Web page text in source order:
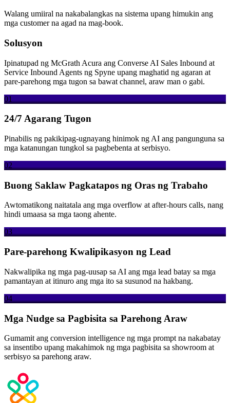
Walang umiiral na nakabalangkas na sistema upang himukin ang
mga customer na agad na mag-book.
Solusyon
Ipinatupad ng McGrath Acura ang Converse AI Sales Inbound at
Service Inbound Agents ng Spyne upang maghatid ng agaran at
pare-parehong mga tugon sa bawat channel, araw man o gabi.
01
24/7 Agarang Tugon
Pinabilis ng pakikipag-ugnayang hinimok ng AI ang pangunguna sa
mga katanungan tungkol sa pagbebenta at serbisyo.
02
Buong Saklaw Pagkatapos ng Oras ng Trabaho
Awtomatikong naitatala ang mga overflow at after-hours calls, nang
hindi umaasa sa mga taong ahente.
03
Pare-parehong Kwalipikasyon ng Lead
Nakwalipika ng mga pag-uusap sa AI ang mga lead batay sa mga
pamantayan at itinuro ang mga ito sa susunod na hakbang.
04
Mga Nudge sa Pagbisita sa Parehong Araw
Gumamit ang conversion intelligence ng mga prompt na nakabatay
sa insentibo upang makahimok ng mga pagbisita sa showroom at
serbisyo sa parehong araw.